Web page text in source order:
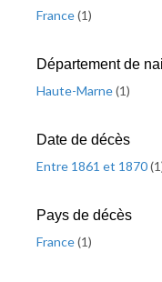
France(1)
Département de
Haute-Marne(1)
Date de décès
Entre 1861 et 1870(1
Pays de décès
France(1)